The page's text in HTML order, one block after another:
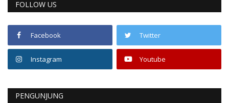
FOLLOW US
Facebook Twitter
Instagram Youtube
PENGUNJUNG